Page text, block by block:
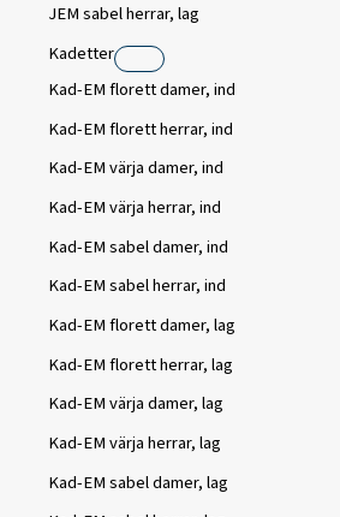
JEM sabel herrar, lag
Kadetter
Kad-EM florett damer, ind
Kad-EM florett herrar, ind
Kad-EM värja damer, ind
Kad-EM värja herrar, ind
Kad-EM sabel damer, ind
Kad-EM sabel herrar, ind
Kad-EM florett damer, lag
Kad-EM florett herrar, lag
Kad-EM värja damer, lag
Kad-EM värja herrar, lag
Kad-EM sabel damer, lag